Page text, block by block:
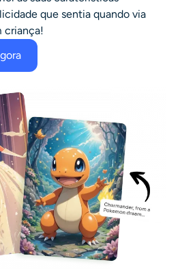
que sentia quando via
criança!